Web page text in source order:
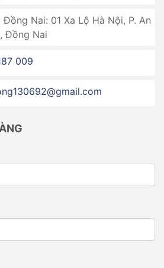
Đồng Nai: 01 Xa Lộ Hà Nội, P. An
Đồng Nai
009